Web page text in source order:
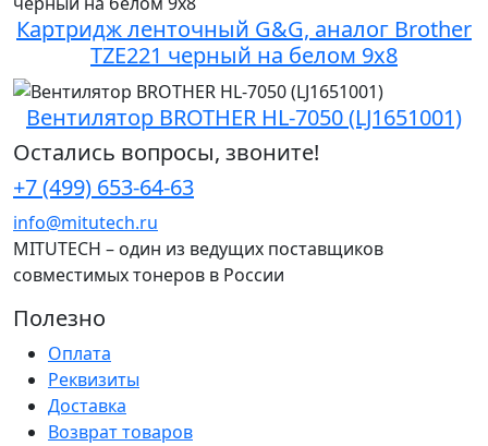
Картридж ленточный G&G, аналог Brother
TZE221 черный на белом 9х8
Вентилятор BROTHER HL-7050 (LJ1651001)
Остались вопросы, звоните!
+7 (499) 653-64-63
info@mitutech.ru
MITUTECH – один из ведущих поставщиков
совместимых тонеров в России
Полезно
Оплата
Реквизиты
Доставка
Возврат товаров